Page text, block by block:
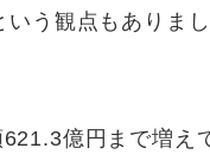
いう観点もありま
億円まで増え